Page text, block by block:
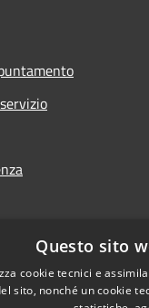
Questo sito
cookie tecnici e
sito, nonché un cookie